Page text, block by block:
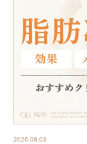
2026.08.03